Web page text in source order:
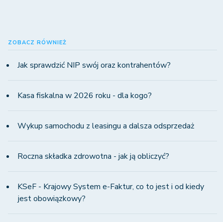
ZOBACZ RÓWNIEŻ
Jak sprawdzić NIP swój oraz kontrahentów?
Kasa fiskalna w 2026 roku - dla kogo?
Wykup samochodu z leasingu a dalsza odsprzedaż
Roczna składka zdrowotna - jak ją obliczyć?
KSeF - Krajowy System e-Faktur, co to jest i od kiedy
jest obowiązkowy?